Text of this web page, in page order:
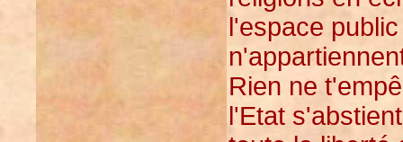
l'espace
Rien ne
l'Etat